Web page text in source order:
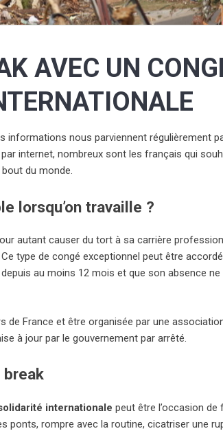
AVEC UN
nous parviennent régulièrement
internet, nombreux sont les français qui
du monde.
lorsqu’on travaille ?
autant causer du tort à sa carrière
Ce type de congé exceptionnel peut être
au moins 12 mois et que son absence
de France et être organisée par une
à jour par le gouvernement par arrêté.
break
internationale peut être l’occasion de
ponts, rompre avec la routine, cicatriser une